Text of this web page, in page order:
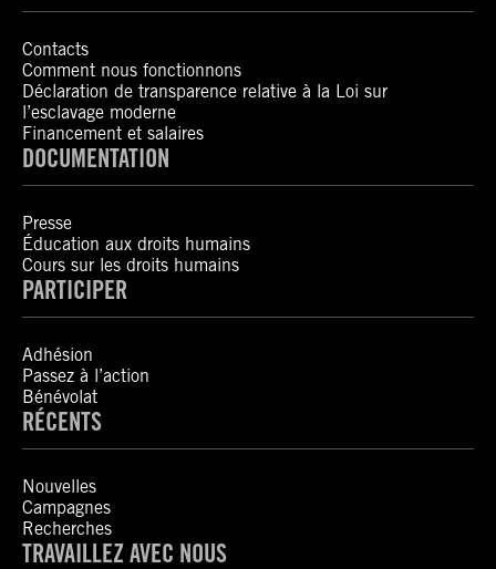
Contacts
Comment nous fonctionnons
Déclaration de transparence relative à la Loi sur
l’esclavage moderne
Financement et salaires
DOCUMENTATION
Presse
Éducation aux droits humains
Cours sur les droits humains
PARTICIPER
Adhésion
Passez à l’action
Bénévolat
RÉCENTS
Nouvelles
Campagnes
Recherches
TRAVAILLEZ AVEC NOUS